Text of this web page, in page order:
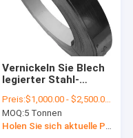
Vernickeln Sie Blech
legierter Stahl-
Preis:$1,000.00 - $2,500.00/Tons
MOQ:5 Tonnen
Holen Sie sich aktuelle Preis